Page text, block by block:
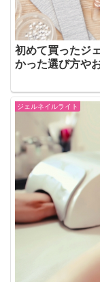
初めて買ったジ
かった選び方や
ジェルネイルライト